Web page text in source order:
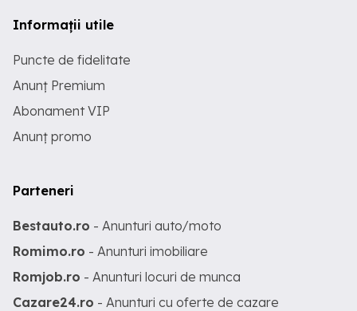
Informații utile
Puncte de fidelitate
Anunț Premium
Abonament VIP
Anunț promo
Parteneri
Bestauto.ro - Anunturi auto/moto
Romimo.ro - Anunturi imobiliare
Romjob.ro - Anunturi locuri de munca
Cazare24.ro - Anunturi cu oferte de cazare